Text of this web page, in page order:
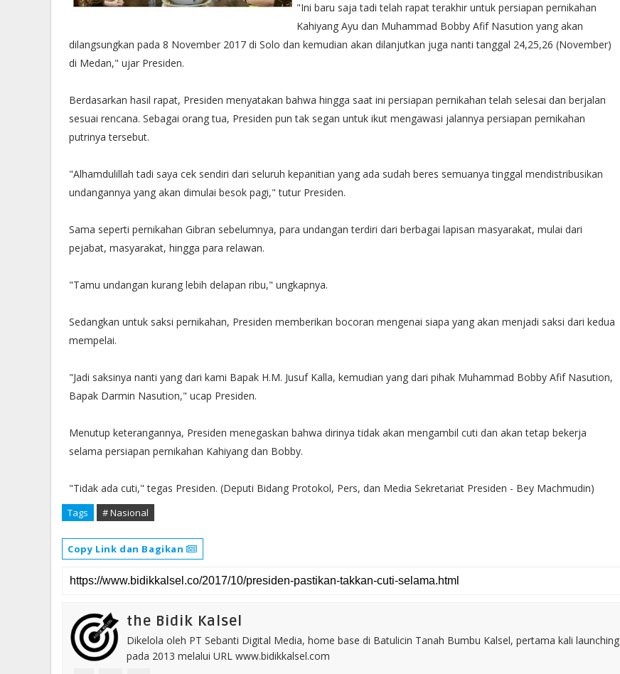
"Ini baru saja tadi telah rapat terakhir untuk persiapan pernikahan
Kahiyang Ayu dan Muhammad Bobby Afif Nasution yang akan
dilangsungkan pada 8 November 2017 di Solo dan kemudian akan dilanjutkan juga nanti tanggal 24,25,26 (November)
di Medan," ujar Presiden.
Berdasarkan hasil rapat, Presiden menyatakan bahwa hingga saat ini persiapan pernikahan telah selesai dan berjalan
sesuai rencana. Sebagai orang tua, Presiden pun tak segan untuk ikut mengawasi jalannya persiapan pernikahan
putrinya tersebut.
"Alhamdulillah tadi saya cek sendiri dari seluruh kepanitian yang ada sudah beres semuanya tinggal mendistribusikan
undangannya yang akan dimulai besok pagi," tutur Presiden.
Sama seperti pernikahan Gibran sebelumnya, para undangan terdiri dari berbagai lapisan masyarakat, mulai dari
pejabat, masyarakat, hingga para relawan.
"Tamu undangan kurang lebih delapan ribu," ungkapnya.
Sedangkan untuk saksi pernikahan, Presiden memberikan bocoran mengenai siapa yang akan menjadi saksi dari kedua
mempelai.
"Jadi saksinya nanti yang dari kami Bapak H.M. Jusuf Kalla, kemudian yang dari pihak Muhammad Bobby Afif Nasution,
Bapak Darmin Nasution," ucap Presiden.
Menutup keterangannya, Presiden menegaskan bahwa dirinya tidak akan mengambil cuti dan akan tetap bekerja
selama persiapan pernikahan Kahiyang dan Bobby.
"Tidak ada cuti," tegas Presiden. (Deputi Bidang Protokol, Pers, dan Media Sekretariat Presiden - Bey Machmudin)
Tags # Nasional
Copy Link dan Bagikan
the Bidik Kalsel
Dikelola oleh PT Sebanti Digital Media, home base di Batulicin Tanah Bumbu Kalsel, pertama kali launching
pada 2013 melalui URL www.bidikkalsel.com